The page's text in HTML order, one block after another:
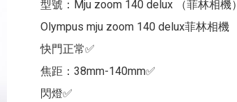
型號：Mju zoom 140 delux （菲林相機）
Olympus mju zoom 140 delux菲林相機
快門正常✅
焦距：38mm-140mm✅
閃燈✅